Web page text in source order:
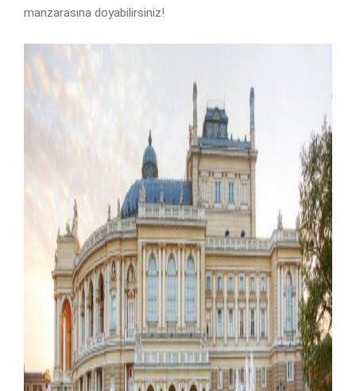
manzarasına doyabilirsiniz!